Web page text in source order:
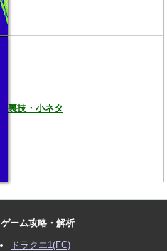
裏技・小ネタ
ゲーム攻略・解析
ドラクエ1(FC)